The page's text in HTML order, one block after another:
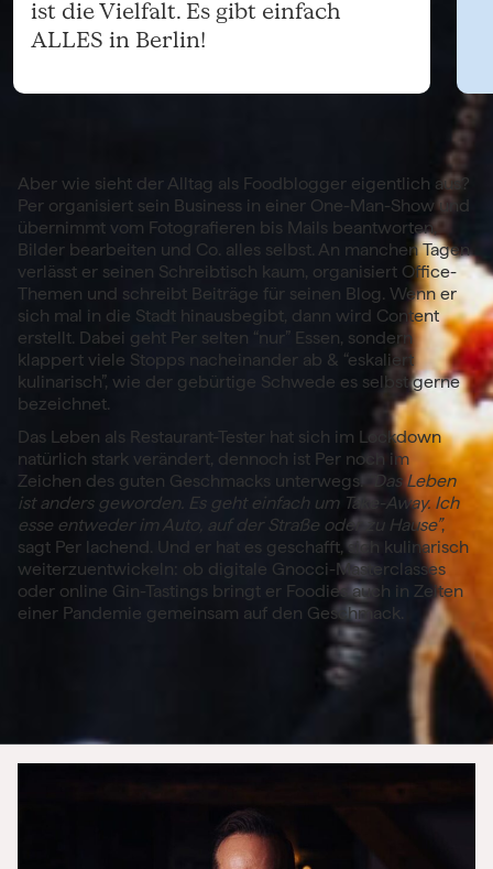
ist die Vielfalt. Es gibt einfach
ALLES in Berlin!
Aber wie sieht der Alltag als Foodblogger eigentlich aus?
Per organisiert sein Business in einer One-Man-Show und
übernimmt vom Fotografieren bis Mails beantworten,
Bilder bearbeiten und Co. alles selbst. An manchen Tagen
verlässt er seinen Schreibtisch kaum, organisiert Office-
Themen und schreibt Beiträge für seinen Blog. Wenn er
sich mal in die Stadt hinausbegibt, dann wird Content
erstellt. Dabei geht Per selten “nur” Essen, sondern
klappert viele Stopps nacheinander ab & “eskaliert
kulinarisch”, wie der gebürtige Schwede es selbst gerne
bezeichnet.
Das Leben als Restaurant-Tester hat sich im Lockdown
natürlich stark verändert, dennoch ist Per noch im
Zeichen des guten Geschmacks unterwegs.
“Das Leben
ist anders geworden. Es geht einfach um Take-Away. Ich
esse entweder im Auto, auf der Straße oder zu Hause”,
sagt Per lachend. Und er hat es geschafft, sich kulinarisch
weiterzuentwickeln: ob digitale Gnocci-Masterclasses
oder online Gin-Tastings bringt er Foodies auch in Zeiten
einer Pandemie gemeinsam auf den Geschmack.